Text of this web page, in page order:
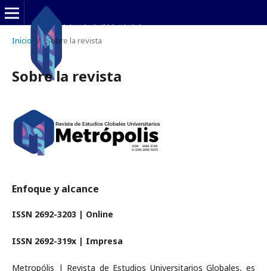
Inicio / Sobre la revista
Sobre la revista
Enfoque y alcance
ISSN 2692-3203 | Online
ISSN 2692-319x | Impresa
Metropólis | Revista de Estudios Universitarios Globales, es